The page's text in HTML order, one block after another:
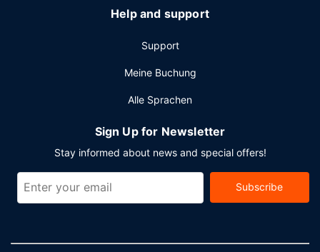
Quadratfuß (20 Quadratmeter) großen
Veranstaltungsräumlichkeiten zählen Konferenzfläche und
Help and support
Support
Meine Buchung
Alle Sprachen
Sign Up for Newsletter
Stay informed about news and special offers!
Subscribe